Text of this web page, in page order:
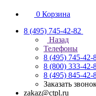
0 Корзина
8 (495) 745-42-82
Назад
Телефоны
8 (495) 745-42-
8 (800) 333-42-
8 (495) 845-42-
Заказать
zakaz@ctpl.ru